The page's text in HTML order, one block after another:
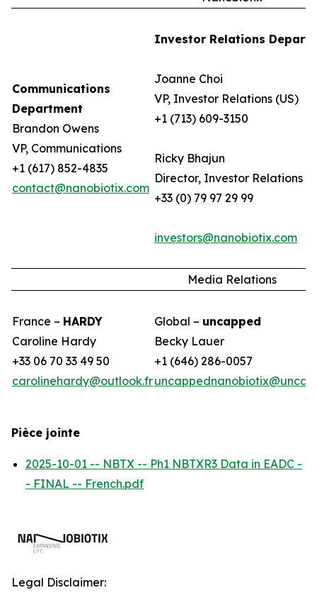
Communications
Department
Brandon Owens
VP, Communications
+1 (617) 852-4835
contact@nanobiotix.com
Investor Relations
Joanne Choi
VP, Investor Relations (US)
+1 (713) 609-3150
Ricky Bhajun
Director, Investor Relations
+33 (0) 79 97 29 99
investors@nanobiotix.com
Media Relations
France – HARDY
Caroline Hardy
+33 06 70 33 49 50
carolinehardy@outlook.fr
Global – uncapped
Becky Lauer
+1 (646) 286-0057
Pièce jointe
2025-10-01 -- NBTX -- Ph1 NBTXR3 Data in EADC -
- FINAL -- French.pdf
Legal Disclaimer: